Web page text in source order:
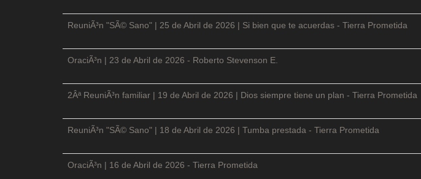
ReuniÃ³n "SÃ© Sano" | 25 de Abril de 2026 | Si bien que te acuerdas - Tierra Prometida
OraciÃ³n | 23 de Abril de 2026 - Roberto Stevenson E.
2Âª ReuniÃ³n familiar | 19 de Abril de 2026 | Dios siempre tiene un plan - Tierra Prometida
ReuniÃ³n "SÃ© Sano" | 18 de Abril de 2026 | Tumba prestada - Tierra Prometida
OraciÃ³n | 16 de Abril de 2026 - Tierra Prometida